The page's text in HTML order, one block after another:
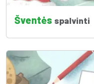
Šventės spalvinti